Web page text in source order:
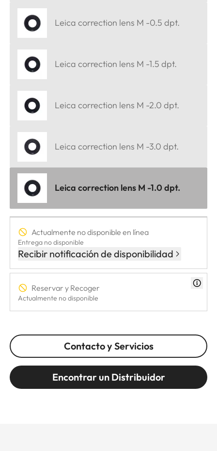
Leica correction lens M -0.5 dpt.
Leica correction lens M -1.5 dpt.
Leica correction lens M -2.0 dpt.
Leica correction lens M -3.0 dpt.
Leica correction lens M -1.0 dpt.
Actualmente no disponible en línea
Entrega no disponible
Recibir notificación de disponibilidad
Reservar y Recoger
Actualmente no disponible
Contacto y Servicios
Encontrar un Distribuidor